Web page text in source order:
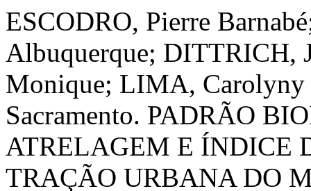
ESCODRO, Pierre
Albuquerque; DITTRICH,
Monique; LIMA, Carolyny
Sacramento. PADRÃO
ATRELAGEM E ÍNDICE
TRAÇÃO URBANA DO